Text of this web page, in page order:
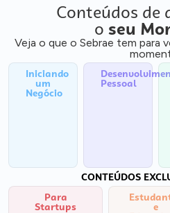
Conteúdos de
o seu
Veja o que o Sebrae tem para
Iniciando
um
Negócio
Pessoal
CONTEÚDOS
Para
Startups e